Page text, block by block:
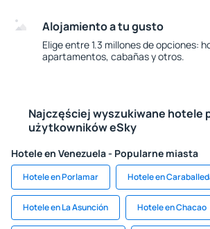
Alojamiento a tu gusto
Elige entre 1.3 millones de opciones:
apartamentos, cabañas y otros.
Najczęściej wyszukiwane hotele
użytkowników eSky
Hotele en Venezuela - Popularne miasta
Hotele en Porlamar Hotele en
Hotele en La Asunción Hotele en Chacao